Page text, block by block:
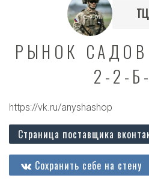
РЫНОК
2-2-
https://vk.ru/anyshashop
Страница поставщика
Сохранить себе на стену